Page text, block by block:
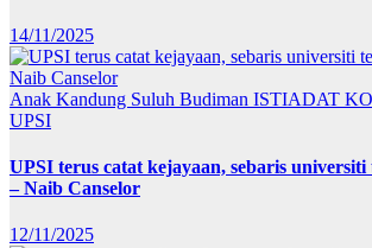
14/11/2025
Anak Kandung Suluh Budiman ISTIADAT
UPSI
UPSI terus catat kejayaan, sebaris
– Naib Canselor
12/11/2025